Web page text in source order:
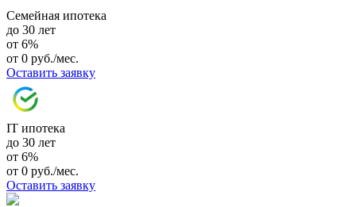
Семейная ипотека
до 30 лет
от 6%
от 0 руб./мес.
Оставить заявку
IT ипотека
до 30 лет
от 6%
от 0 руб./мес.
Оставить заявку